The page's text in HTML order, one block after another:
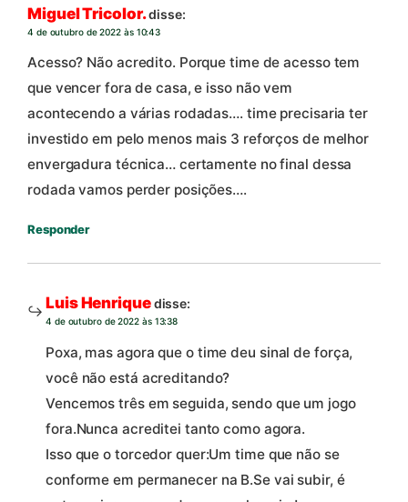
Miguel Tricolor.disse:
4 de outubro de 2022 às 10:43
Acesso? Não acredito. Porque time de acesso tem
que vencer fora de casa, e isso não vem
acontecendo a várias rodadas…. time precisaria ter
investido em pelo menos mais 3 reforços de melhor
envergadura técnica… certamente no final dessa
rodada vamos perder posições….
Responder
Luis Henriquedisse:
4 de outubro de 2022 às 13:38
Poxa, mas agora que o time deu sinal de força,
você não está acreditando?
Vencemos três em seguida, sendo que um jogo
fora.Nunca acreditei tanto como agora.
Isso que o torcedor quer:Um time que não se
conforme em permanecer na B.Se vai subir, é